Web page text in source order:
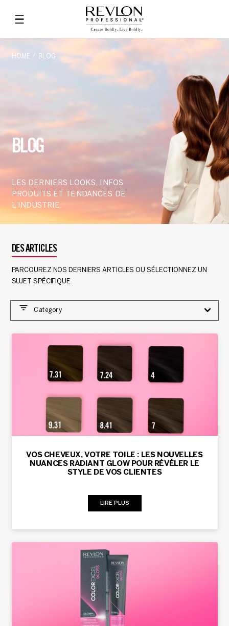
HOME BLOG
BLOG
LES DERNIERS LOOKS, INFOS
PRODUITS ET TENDANCES DE
L’INDUSTRIE.
DES ARTICLES
PARCOUREZ NOS DERNIERS ARTICLES OU SÉLECTIONNEZ UN
SUJET SPÉCIFIQUE
Category
VOS CHEVEUX, VOTRE TOILE : LES NOUVELLES
NUANCES RADIANT GLOW POUR RÉVÉLER LE
STYLE DE VOS CLIENTES
LIRE PLUS